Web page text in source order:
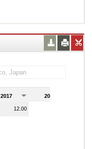
2017 2018
12.00